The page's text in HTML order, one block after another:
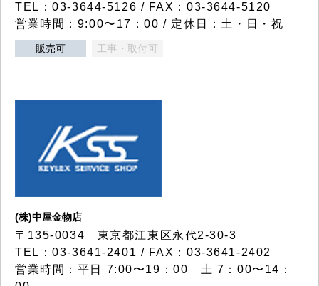
TEL：03-3644-5126 / FAX：03-3644-5120
営業時間：9:00〜17：00 / 定休日：土・日・祝
販売可 工事・取付可
(株)中屋金物店
〒135-0034 東京都江東区永代2-30-3
TEL：03-3641-2401 / FAX：03-3641-2402
営業時間：平日 7:00〜19：00 土 7：00〜14：